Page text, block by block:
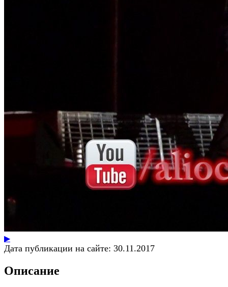
▶
Дата публикации на сайте: 30.11.2017
Описание